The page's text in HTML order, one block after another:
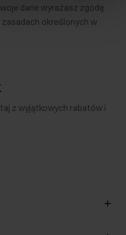
dane wyrażasz zgodę
określonych w
z wyjątkowych rabatów i